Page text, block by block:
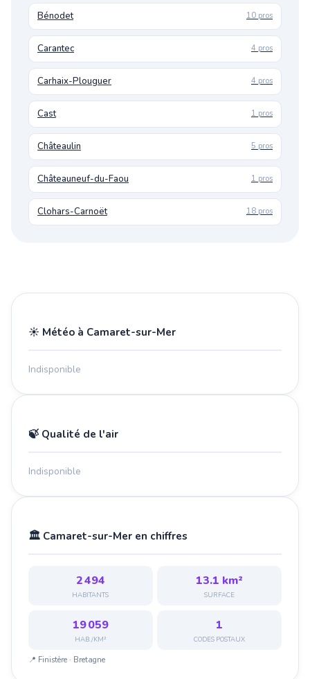
Bénodet 10 pros
Carantec 4 pros
Carhaix-Plouguer 4 pros
Cast 1 pros
Châteaulin 5 pros
Châteauneuf-du-Faou 1 pros
Clohars-Carnoët 18 pros
☀️ Météo à Camaret-sur-Mer
Indisponible
🍃 Qualité de l'air
Indisponible
🏛️ Camaret-sur-Mer en chiffres
2 494
HABITANTS
13.1 km²
SURFACE
19 059
HAB./KM²
1
CODES POSTAUX
📍 Finistère · Bretagne